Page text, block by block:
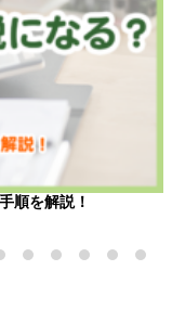
順を解説！